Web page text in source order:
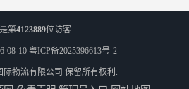
第4123889位访客
08-10 粤ICP备2025396613号-2
物流有限公司 保留所有权利.